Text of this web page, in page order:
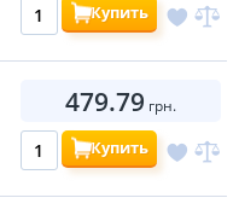
Купить
479.79 грн.
Купить